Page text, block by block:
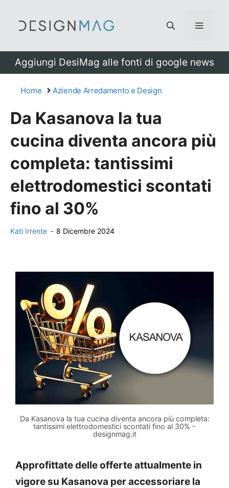
Menu
Aggiungi DesiMag alle fonti di google news
Home Aziende Arredamento e Design
Da Kasanova la tua
cucina diventa ancora più
completa: tantissimi
elettrodomestici scontati
fino al 30%
Kati Irrente - 8 Dicembre 2024
Da Kasanova la tua cucina diventa ancora più completa:
tantissimi elettrodomestici scontati fino al 30% -
designmag.it
Approfittate delle offerte attualmente in
vigore su Kasanova per accessoriare la